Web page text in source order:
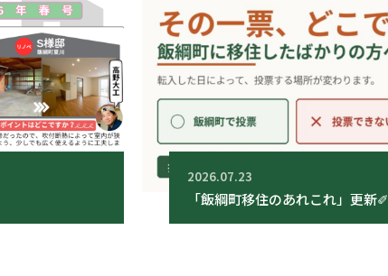
2026.07.23
「飯綱町移住のあれこれ」更新✐